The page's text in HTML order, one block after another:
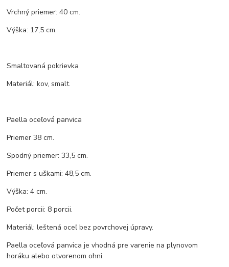
Vrchný priemer: 40 cm.
Výška: 17,5 cm.
Smaltovaná pokrievka
Materiál: kov, smalt.
Paella oceľová panvica
Priemer 38 cm.
Spodný priemer: 33,5 cm.
Priemer s uškami: 48,5 cm.
Výška: 4 cm.
Počet porcii: 8 porcii.
Materiál: leštená oceľ bez povrchovej úpravy.
Paella oceľová panvica je vhodná pre varenie na plynovom
horáku alebo otvorenom ohni.